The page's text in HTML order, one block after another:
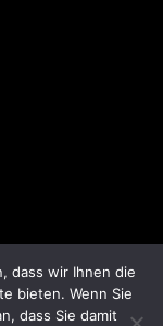
dass wir Ihnen die
bieten. Wenn Sie
dass Sie damit